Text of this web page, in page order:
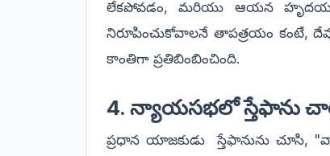
లేకపోవడం, మరియు ఆయన హృదయం
నిరూపించుకోవాలనే తాపత్రయం కంటే,
కాంతిగా ప్రతిబింబించింది.
4. న్యాయసభలో స్తేఫాను
ప్రధాన యాజకుడు స్తేఫానును చూసి,